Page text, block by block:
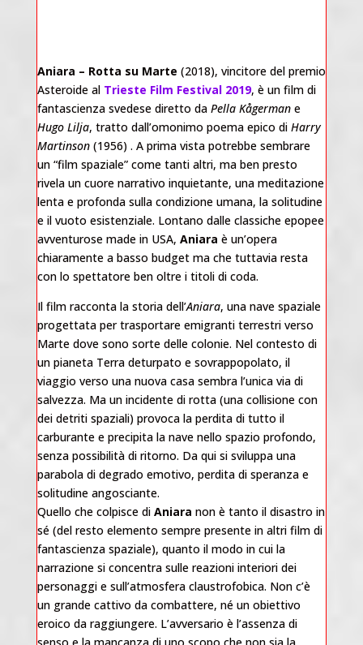
Aniara – Rotta su Marte (2018), vincitore del premio
Asteroide al Trieste Film Festival 2019, è un film di
fantascienza svedese diretto da Pella Kågermane
Hugo Lilja, tratto dall’omonimo poema epico di Harry
Martinson(1956) . A prima vista potrebbe sembrare
un “film spaziale” come tanti altri, ma ben presto
rivela un cuore narrativo inquietante, una meditazione
lenta e profonda sulla condizione umana, la solitudine
e il vuoto esistenziale. Lontano dalle classiche epopee
avventurose made in USA, Aniara è un’opera
chiaramente a basso budget ma che tuttavia resta
con lo spettatore ben oltre i titoli di coda.
Il film racconta la storia dell’Aniara, una nave spaziale
progettata per trasportare emigranti terrestri verso
Marte dove sono sorte delle colonie. Nel contesto di
un pianeta Terra deturpato e sovrappopolato, il
viaggio verso una nuova casa sembra l’unica via di
salvezza. Ma un incidente di rotta (una collisione con
dei detriti spaziali) provoca la perdita di tutto il
carburante e precipita la nave nello spazio profondo,
senza possibilità di ritorno. Da qui si sviluppa una
parabola di degrado emotivo, perdita di speranza e
solitudine angosciante.
Quello che colpisce di Aniara non è tanto il disastro in
sé (del resto elemento sempre presente in altri film di
fantascienza spaziale), quanto il modo in cui la
narrazione si concentra sulle reazioni interiori dei
personaggi e sull’atmosfera claustrofobica. Non c’è
un grande cattivo da combattere, né un obiettivo
eroico da raggiungere. L’avversario è l’assenza di